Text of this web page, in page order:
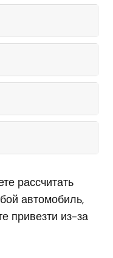
рассчитать
автомобиль,
привезти из-за